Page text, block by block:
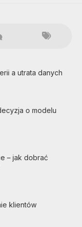
a utrata danych
o modelu
– jak dobrać
klientów